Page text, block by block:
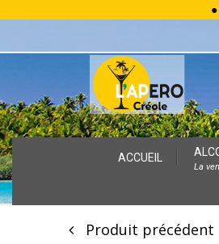
Skip
to
content
ACCUEIL
La
Post
Produit précédent